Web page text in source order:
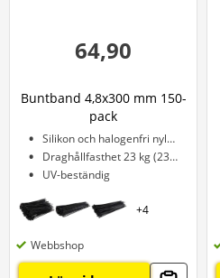
64,90
Buntband 4,8x300 mm 150-
pack
Silikon och halogenfri nylon
Draghållfasthet 23 kg (230 N)
UV-beständig
+4
Webbshop